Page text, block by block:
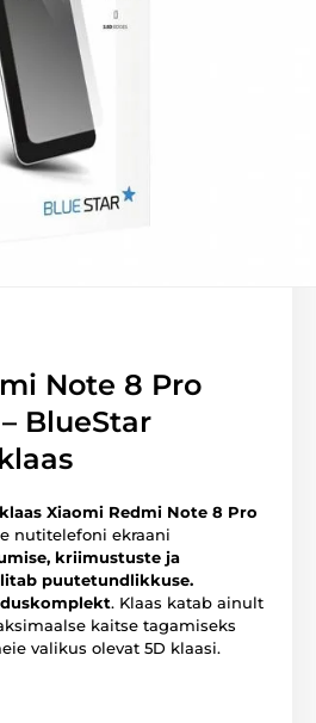
Note 8 Pro
BlueStar
Xiaomi Redmi Note 8 Pro
nutitelefoni ekraani
kriimustuste ja
puutetundlikkuse.
. Klaas katab ainult
kaitse tagamiseks
valikus olevat 5D klaasi.